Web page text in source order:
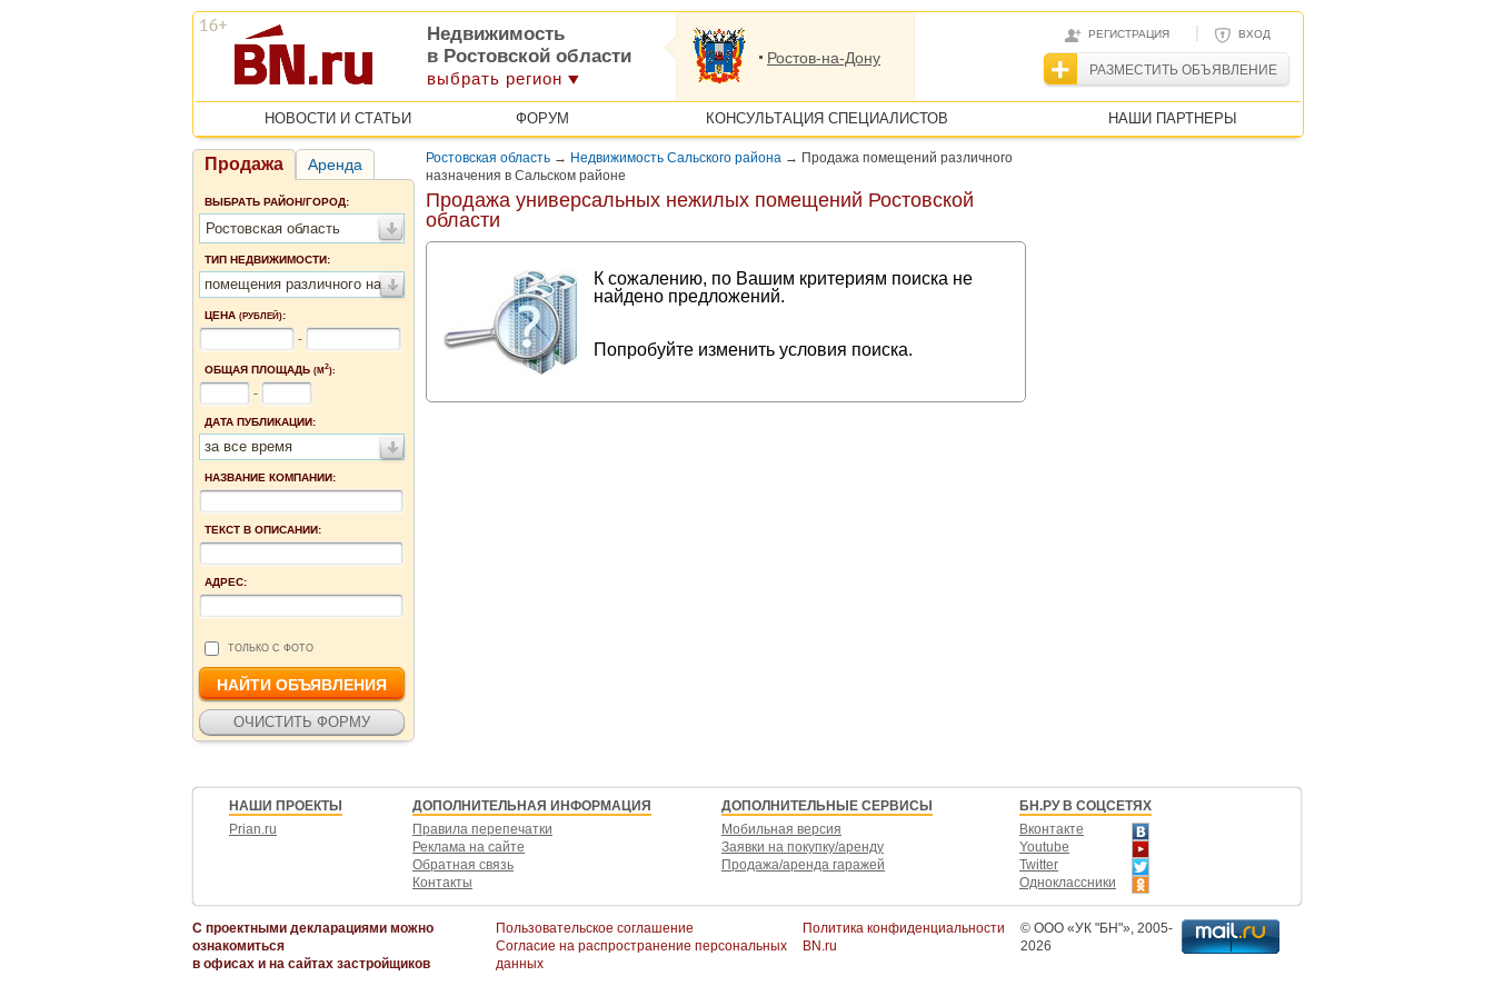
РЕГИСТРАЦИЯ | ВХОД
РАЗМЕСТИТЬ ОБЪЯВЛЕНИЕ
Недвижимость
в Ростовской области
выбрать регион
Ростов-на-Дону
НОВОСТИ И СТАТЬИ ФОРУМ КОНСУЛЬТАЦИЯ СПЕЦИАЛИСТОВ НАШИ ПАРТНЕРЫ
Продажа Аренда
ВЫБРАТЬ РАЙОН/ГОРОД:
Ростовская область
ТИП НЕДВИЖИМОСТИ:
помещения различного назначения
ЦЕНА (РУБЛЕЙ):
-
ОБЩАЯ ПЛОЩАДЬ (М2):
-
ДАТА ПУБЛИКАЦИИ:
за все время
НАЗВАНИЕ КОМПАНИИ:
ТЕКСТ В ОПИСАНИИ:
АДРЕС:
ТОЛЬКО С ФОТО
Ростовская область → Недвижимость Сальского района → Продажа помещений различного
назначения в Сальском районе
Продажа универсальных нежилых помещений Ростовской
области
К сожалению, по Вашим критериям поиска не
найдено предложений.
Попробуйте изменить условия поиска.
НАШИ ПРОЕКТЫ
Prian.ru
ДОПОЛНИТЕЛЬНАЯ ИНФОРМАЦИЯ
Правила перепечатки
Реклама на сайте
Обратная связь
Контакты
ДОПОЛНИТЕЛЬНЫЕ СЕРВИСЫ
Мобильная версия
Заявки на покупку/аренду
Продажа/аренда гаражей
БН.РУ В СОЦСЕТЯХ
Вконтакте
Youtube
Twitter
Одноклассники
С проектными декларациями можно
ознакомиться
в офисах и на сайтах застройщиков
Пользовательское соглашение
Согласие на распространение персональных
данных
Политика конфиденциальности
BN.ru
© ООО «УК "БН"» , 2005-
2026